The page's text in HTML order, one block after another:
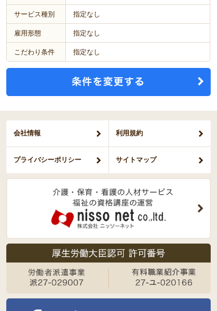
サービス種別 指定なし
雇用形態 指定なし
こだわり条件 指定なし
会社情報 利用規約
プライバシーポリシー サイトマップ